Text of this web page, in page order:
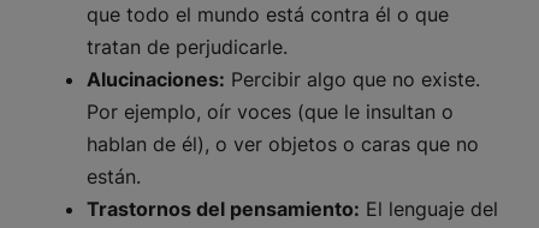
que todo el mundo está contra él o que
tratan de perjudicarle.
Alucinaciones: Percibir algo que no existe.
Por ejemplo, oír voces (que le insultan o
hablan de él), o ver objetos o caras que no
están.
Trastornos del pensamiento: El lenguaje del